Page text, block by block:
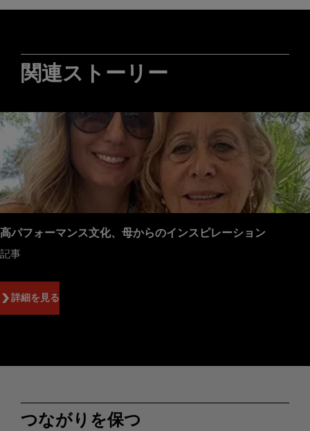
関連ストーリー
高パフォーマンス文化、母からのインスピレーション
記事
詳細を見る
つながりを保つ